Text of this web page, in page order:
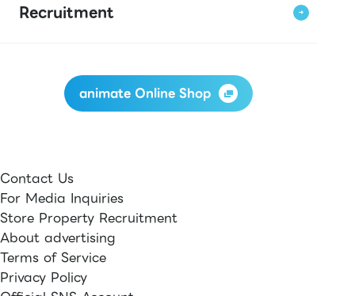
Recruitment
animate Online Shop
Contact Us
For Media Inquiries
Store Property Recruitment
About advertising
Terms of Service
Privacy Policy